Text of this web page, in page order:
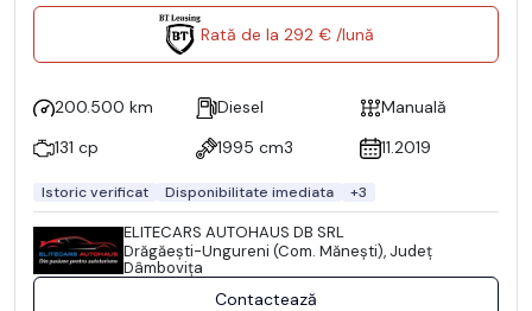
Rată de la 292 € /lună
200.500 km Diesel
Manuală
131 cp
1995 cm3 11.2019
Istoric verificat Disponibilitate imediata +3
ELITECARS AUTOHAUS DB SRL
Drăgăeşti-Ungureni (Com. Măneşti), Județ
Dâmboviţa
Contactează